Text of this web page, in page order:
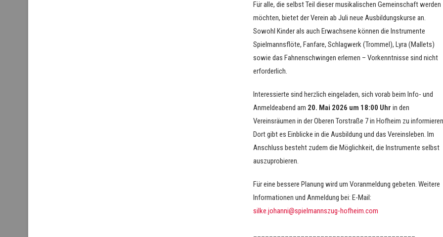
Für alle, die selbst Teil dieser musikalischen Gemeinschaft werden
möchten, bietet der Verein ab Juli neue Ausbildungskurse an.
Sowohl Kinder als auch Erwachsene können die Instrumente
Spielmannsflöte, Fanfare, Schlagwerk (Trommel), Lyra (Mallets)
sowie das Fahnenschwingen erlernen – Vorkenntnisse sind nicht
erforderlich.
Interessierte sind herzlich eingeladen, sich vorab beim Info- und
Anmeldeabend am 20. Mai 2026 um 18:00 Uhr in den
Vereinsräumen in der Oberen Torstraße 7 in Hofheim zu
Dort gibt es Einblicke in die Ausbildung und das Vereinsleben. Im
Anschluss besteht zudem die Möglichkeit, die Instrumente selbst
auszuprobieren.
Für eine bessere Planung wird um Voranmeldung gebeten. Weitere
Informationen und Anmeldung bei: E-Mail:
silke.johanni@spielmannszug-hofheim.com